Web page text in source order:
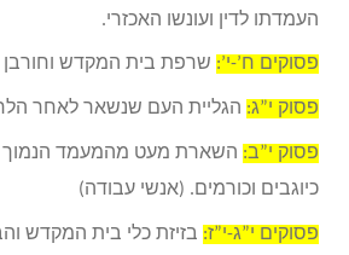
העמדתו לדין ועונשו האכזרי.
פסוקים ח’-י’: שרפת בית המקדש וחורבן
פסוק י”ג: הגליית העם שנשאר לאחר
פסוק י”ב: השארת מעט מהמעמד הנמוך
כיוגבים וכורמים. (אנשי עבודה)
פסוקים י”ג-י”ז: בזיזת כלי בית המקדש